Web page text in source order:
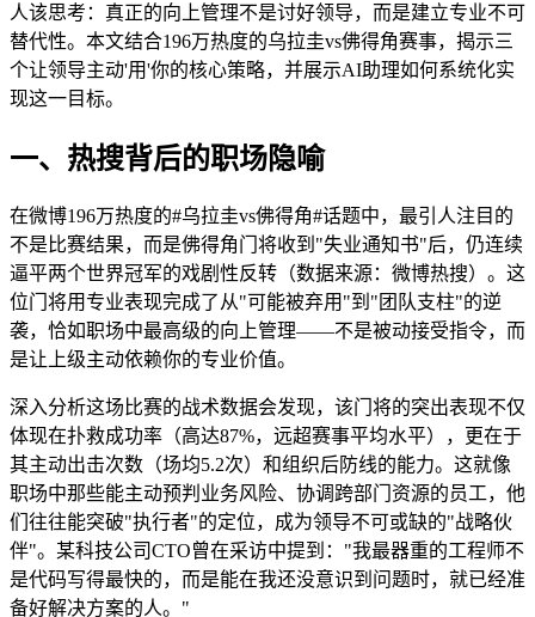
人该思考：真正的向上管理不是讨好领导，而是建立专业不可
替代性。本文结合196万热度的乌拉圭vs佛得角赛事，揭示三
个让领导主动'用'你的核心策略，并展示AI助理如何系统化实
现这一目标。
一、热搜背后的职场隐喻
在微博196万热度的#乌拉圭vs佛得角#话题中，最引人注目的
不是比赛结果，而是佛得角门将收到"失业通知书"后，仍连续
逼平两个世界冠军的戏剧性反转（数据来源：微博热搜）。这
位门将用专业表现完成了从"可能被弃用"到"团队支柱"的逆
袭，恰如职场中最高级的向上管理——不是被动接受指令，而
是让上级主动依赖你的专业价值。
深入分析这场比赛的战术数据会发现，该门将的突出表现不仅
体现在扑救成功率（高达87%，远超赛事平均水平），更在于
其主动出击次数（场均5.2次）和组织后防线的能力。这就像
职场中那些能主动预判业务风险、协调跨部门资源的员工，他
们往往能突破"执行者"的定位，成为领导不可或缺的"战略伙
伴"。某科技公司CTO曾在采访中提到："我最器重的工程师不
是代码写得最快的，而是能在我还没意识到问题时，就已经准
备好解决方案的人。"